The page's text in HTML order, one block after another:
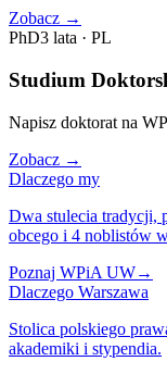
Zobacz →
PhD3 lata · PL
Studium
Napisz doktorat na
Zobacz →
Dlaczego my
Dwa stulecia tradycji,
obcego i 4 noblistów
Poznaj WPiA UW→
Dlaczego Warszawa
Stolica polskiego
akademiki i stypendia.